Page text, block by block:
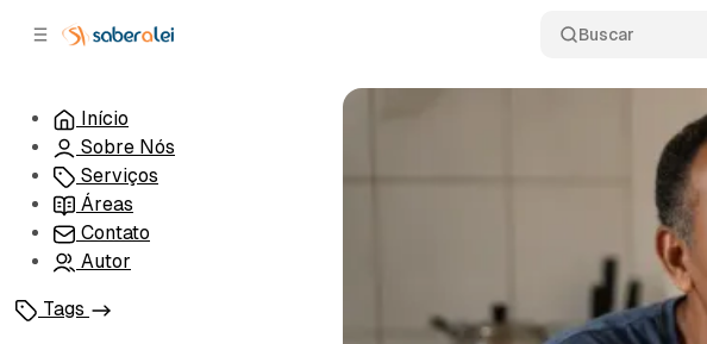
Buscar
Início
Sobre Nós
Serviços
Áreas
Contato
Autor
Tags